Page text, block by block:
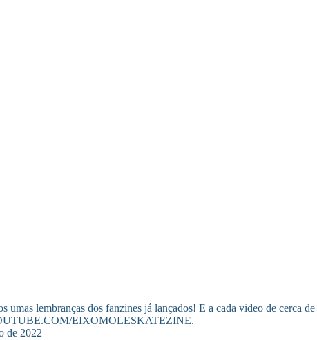
umas lembranças dos fanzines já lançados! E a cada video de cerca
EIXOMOLESKATEZINE.
de 2022